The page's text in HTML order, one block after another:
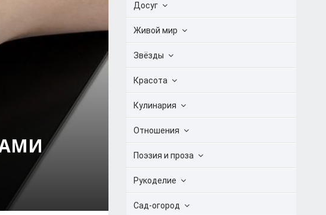
Досуг
Живой мир
Звёзды
Красота
Кулинария
Отношения
Поэзия и проза
Рукоделие
Сад-огород